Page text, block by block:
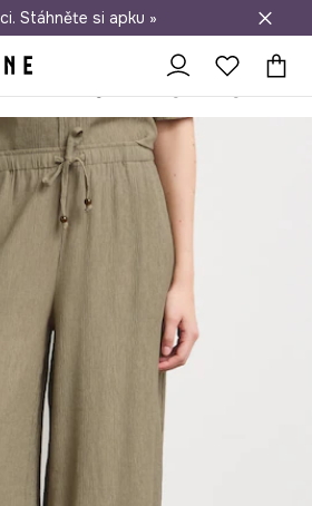
při nákupu nad 1 200 Kč
Stáhněte si apku »